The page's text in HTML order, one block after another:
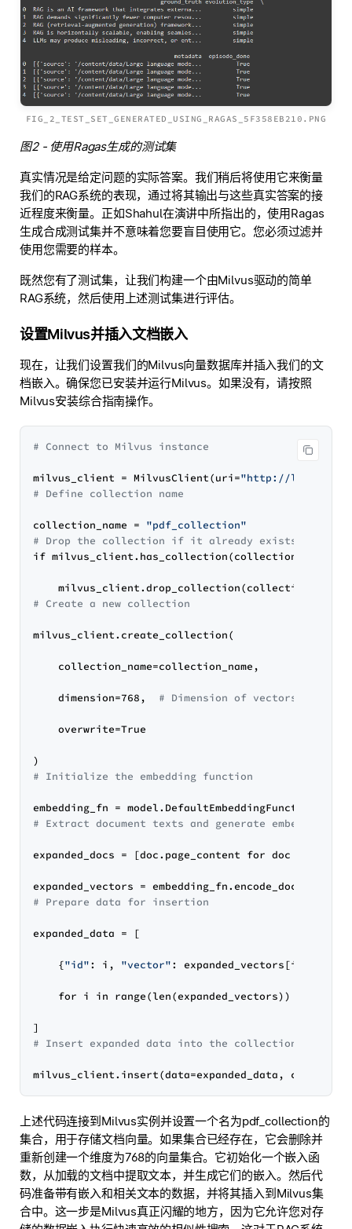
FIG_2_TEST_SET_GENERATED_USING_RAGAS_5F358EB210.PNG
图2 - 使用Ragas生成的测试集
真实情况是给定问题的实际答案。我们稍后将使用它来衡量
我们的RAG系统的表现，通过将其输出与这些真实答案的接
近程度来衡量。正如Shahul在演讲中所指出的，使用Ragas
生成合成测试集并不意味着您要盲目使用它。您必须过滤并
使用您需要的样本。
既然您有了测试集，让我们构建一个由Milvus驱动的简单
RAG系统，然后使用上述测试集进行评估。
设置Milvus并插入文档嵌入
现在，让我们设置我们的Milvus向量数据库并插入我们的文
档嵌入。确保您已安装并运行Milvus。如果没有，请按照
Milvus安装综合指南操作。
# Connect to Milvus instance
milvus_client = MilvusClient(uri="http://
# Define collection name
collection_name = "pdf_collection"
# Drop the collection if it already exists
if milvus_client.has_collection(collection_name):
# Create a new collection
milvus_client.create_collection(
    collection_name=collection_name,
    dimension=768,
# Dimension of vectors
    overwrite=True
# Initialize the embedding function
# Extract document texts and generate embeddings
expanded_docs = [doc.page_content for doc in
# Prepare data for insertion
expanded_data = [
    {
"id": i, "vector": expanded_vectors[i],
    for i in range(len(expanded_vectors))
# Insert expanded data into the collection
上述代码连接到Milvus实例并设置一个名为pdf_collection的
集合，用于存储文档向量。如果集合已经存在，它会删除并
重新创建一个维度为768的向量集合。它初始化一个嵌入函
数，从加载的文档中提取文本，并生成它们的嵌入。然后代
码准备带有嵌入和相关文本的数据，并将其插入到Milvus集
合中。这一步是Milvus真正闪耀的地方，因为它允许您对存